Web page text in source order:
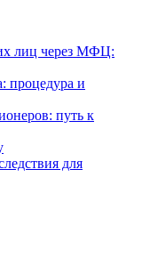
лиц через МФЦ:
процедура и
путь к
для